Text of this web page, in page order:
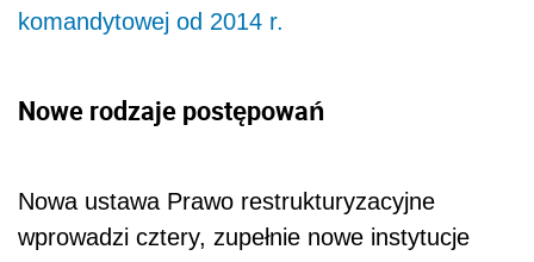
komandytowej od 2014 r.
Nowe rodzaje postępowań
Nowa ustawa Prawo restrukturyzacyjne
wprowadzi cztery, zupełnie nowe instytucje